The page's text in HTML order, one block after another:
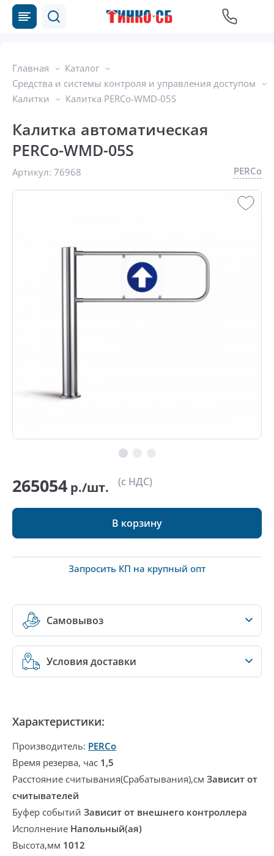
Главная
Каталог
Средства и системы контроля и управления доступом
Калитки
Калитка PERCo-WMD-05S
Калитка автоматическая
PERCo-WMD-05S
Артикул: 76968 PERCo
265054 р./шт. (с НДС)
В корзину
Запросить КП на крупный опт
Самовывоз
Условия доставки
Характеристики:
Производитель: PERCo
Время резерва, час 1,5
Расстояние считывания(Срабатывания),см Зависит от
считывателей
Буфер событий Зависит от внешнего контроллера
Исполнение Напольный(ая)
Высота,мм 1012